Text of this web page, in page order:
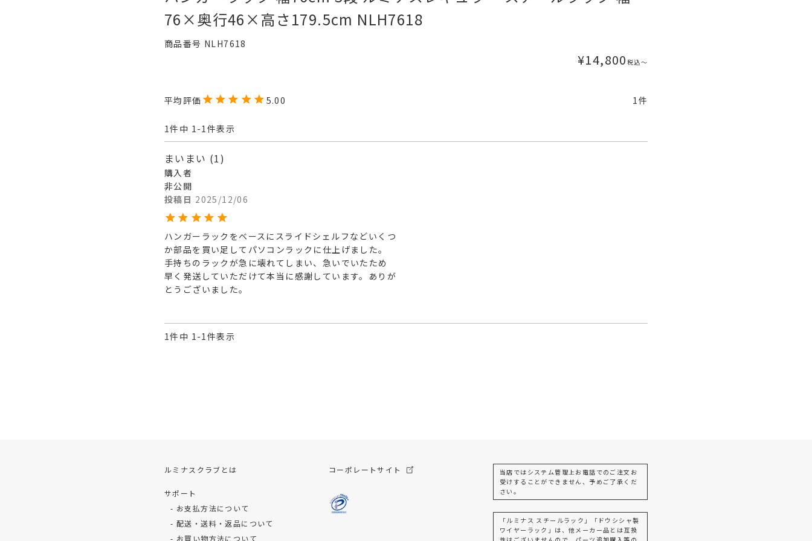
76×奥行46×高さ179.5cm NLH7618
商品番号 NLH7618
¥14,800 税込〜
5.00 1
1件中 1-1件表示
まいまい 1
購入者
非公開
投稿日 2025/12/06
ハンガーラックをベースにスライドシェルフなどいくつ
か部品を買い足してパソコンラックに仕上げました。
手持ちのラックが急に壊れてしまい、急いでいたため
早く発送していただけて本当に感謝しています。ありが
とうございました。
1件中 1-1件表示
ルミナスクラブとは
サポート
お支払方法について
配送・送料・返品について
お買い物方法について
コーポレートサイト
当店ではシステム管理上お電話でのご注文お
受けすることができません、予めご了承くだ
さい。
「ルミナス スチールラック」「ドウシシャ製
ワイヤーラック」は、他メーカー品とは互換